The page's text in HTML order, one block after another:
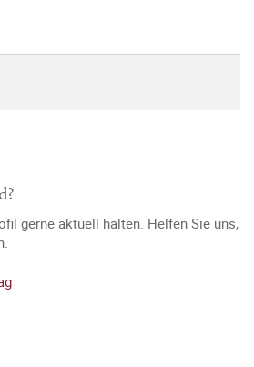
gerne aktuell halten. Helfen Sie uns,